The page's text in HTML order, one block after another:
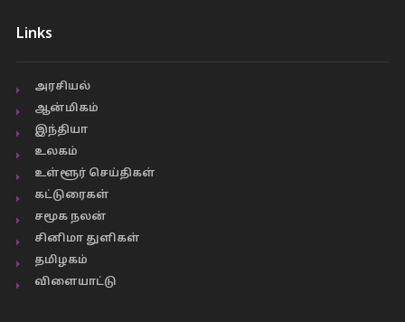
Links
அரசியல்
ஆன்மிகம்
இந்தியா
உலகம்
உள்ளூர் செய்திகள்
கட்டுரைகள்
சமூக நலன்
சினிமா துளிகள்
தமிழகம்
விளையாட்டு